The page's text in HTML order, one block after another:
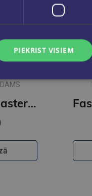
Magritte : Masters of Art
PIEKRIST VISIEM